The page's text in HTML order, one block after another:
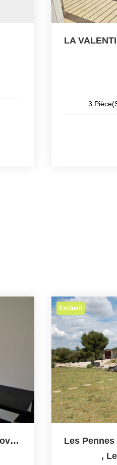
3
LE CANET Rue Paul Longe T1 Rénové En RdC 26m2 1 Cuisine 1...
Exclusif
,